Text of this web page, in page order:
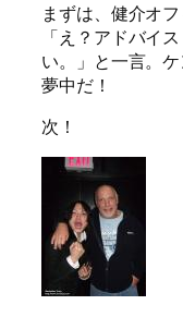
まずは、健介オ
「え？アドバイ
い。」と一言。
夢中だ！
次！